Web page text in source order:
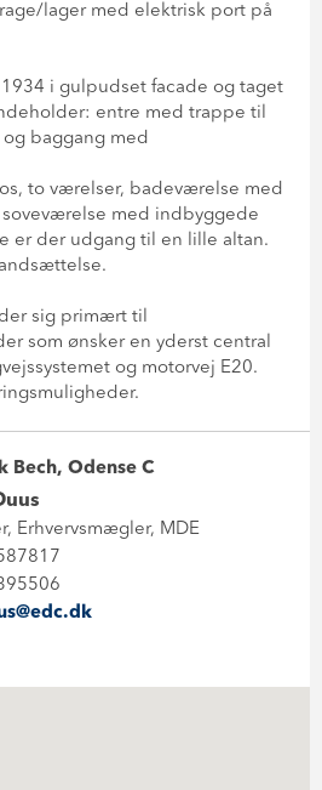
lager med elektrisk port på
i gulpudset facade og taget
entre med trappe til
baggang med
to værelser, badeværelse med
med indbyggede
er der udgang til en lille altan.
sig primært til
som ønsker en yderst central
og motorvej E20.
Bech, Odense C
Erhvervsmægler, MDE